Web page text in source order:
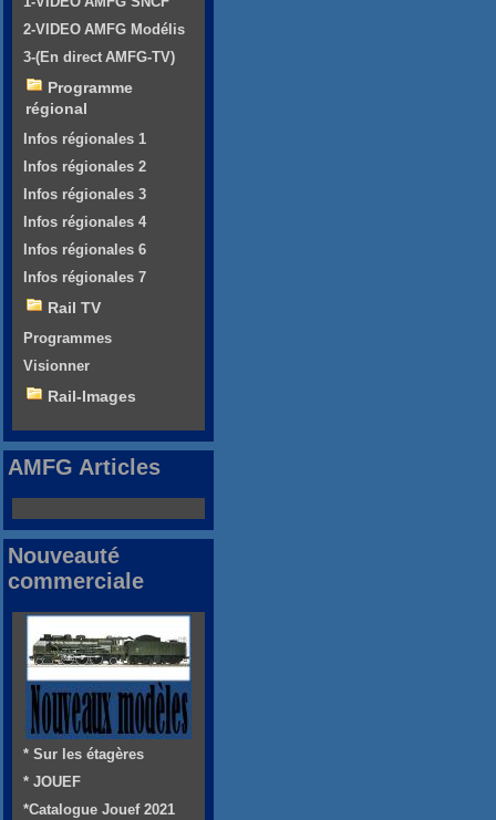
2-VIDEO AMFG Modélis
3-(En direct AMFG-TV)
Programme
régional
Infos régionales 1
Infos régionales 2
Infos régionales 3
Infos régionales 4
Infos régionales 6
Infos régionales 7
Rail TV
Programmes
Visionner
Rail-Images
AMFG Articles
Nouveauté
commerciale
* Sur les étagères
* JOUEF
*Catalogue Jouef 2021